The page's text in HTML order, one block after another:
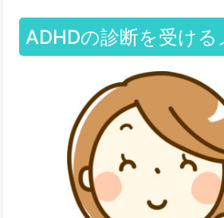
ADHDの診断を受ける